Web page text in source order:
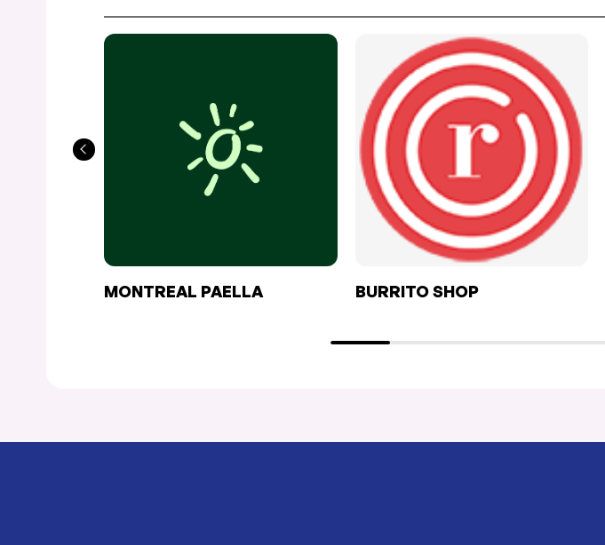
MONTREAL PAELLA BURRITO SHOP